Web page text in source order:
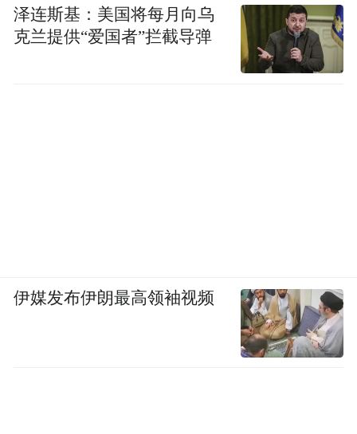
泽连斯基：美国将每月向乌
克兰提供“爱国者”拦截导弹
伊媒发布伊朗最高领袖视频